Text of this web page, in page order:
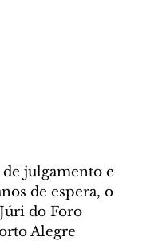
de julgamento e
de espera, o
do Foro
Alegre